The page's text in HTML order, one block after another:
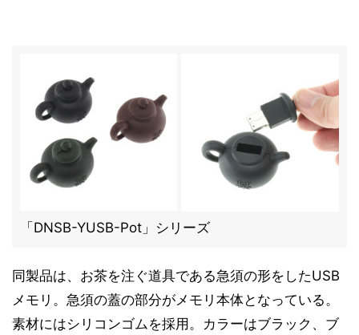
「DNSB-YUSB-Pot」シリーズ
同製品は、お茶を注ぐ道具である急須の形をしたUSB
メモリ。急須の蓋の部分がメモリ本体となっている。
素材にはシリコンゴムを採用。カラーはブラック、ブ